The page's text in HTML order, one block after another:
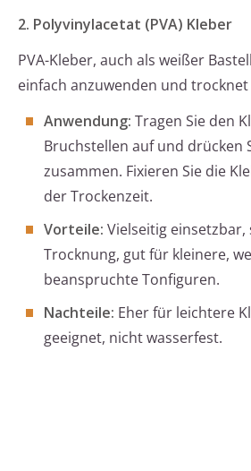
2. Polyvinylacetat (PVA) Kleber
PVA-Kleber, auch als weißer
einfach anzuwenden und
Anwendung: Tragen Sie den
Bruchstellen auf und drücken
zusammen. Fixieren Sie die
der Trockenzeit.
Vorteile: Vielseitig einsetzbar,
Trocknung, gut für kleinere,
beanspruchte Tonfiguren.
Nachteile: Eher für leichtere
geeignet, nicht wasserfest.